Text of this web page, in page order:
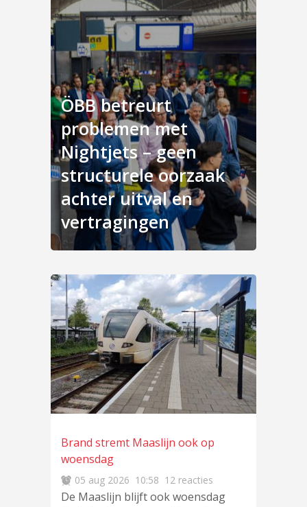
ÖBB betreurt
problemen met
Nightjets – geen
structurele oorzaak
achter uitval en
vertragingen
Brand stremt Maaslijn ook op
woensdag
05 aug 2026 10:58 12 reacties
De Maaslijn blijft ook woensdag